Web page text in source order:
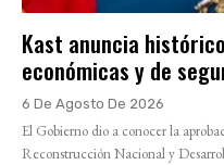
Kast anuncia
económicas y de
6 De Agosto De 2026
El Gobierno dio a conocer la
Reconstrucción Nacional y